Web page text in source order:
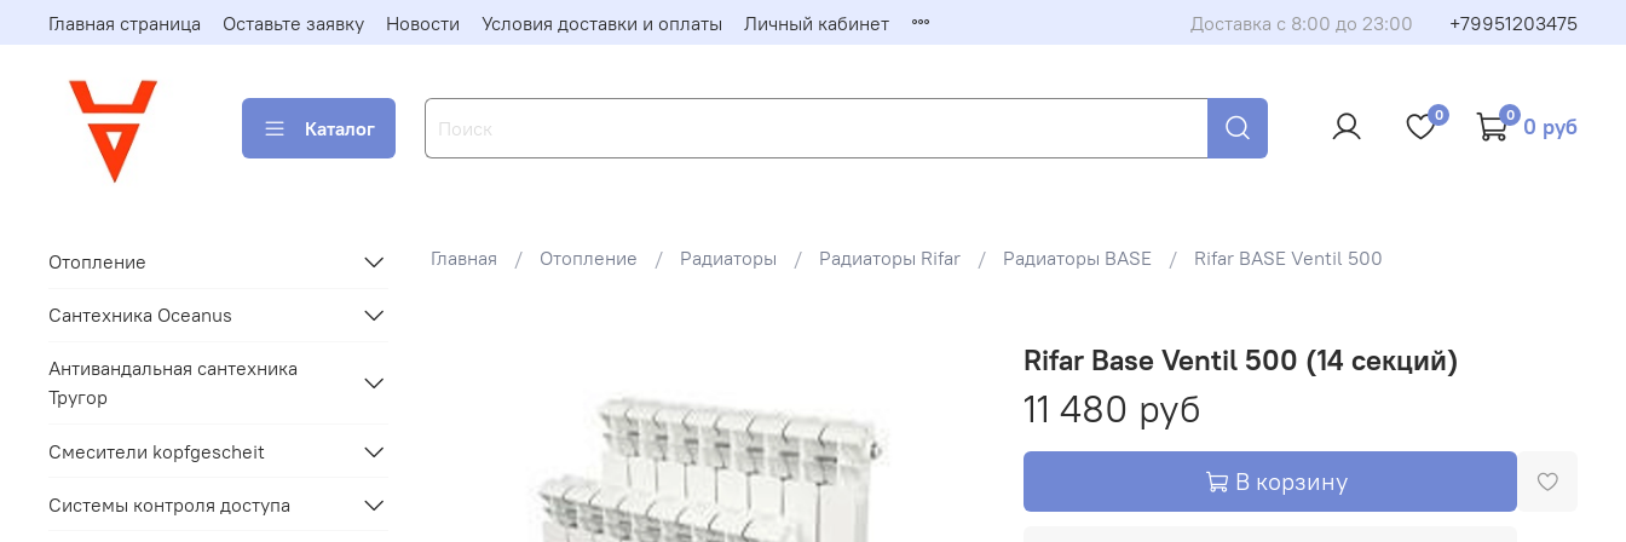
Главная страница Оставьте заявку Новости Условия доставки и оплаты Личный кабинет Доставка с 8:00 до 23:00 +79951203475
Каталог
0 0 0 руб
Главная Отопление Радиаторы Радиаторы Rifar Радиаторы BASE Rifar BASE Ventil 500
Rifar Base Ventil 500 (14 секций)
11 480 руб
В корзину
Отопление
Сантехника Oceanus
Антивандальная сантехника
Тругор
Смесители kopfgescheit
Системы контроля доступа
Заполните форму, и мы свяжемся с вами в ближайшее время. Менеджер
Имя*